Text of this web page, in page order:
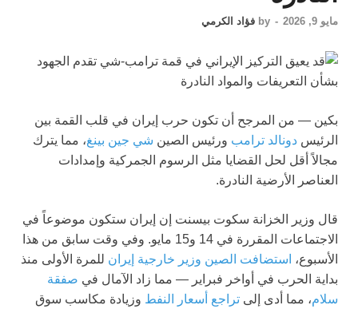
مايو 9, 2026 -
by فؤاد الكرمي
بكين — من المرجح أن تكون حرب إيران في قلب القمة بين
الرئيس دونالد ترامب ورئيس الصين شي جين بينغ، مما يترك
مجالاً أقل لحل القضايا مثل الرسوم الجمركية وإمدادات
العناصر الأرضية النادرة.
قال وزير الخزانة سكوت بيسنت إن إيران ستكون موضوعاً في
الاجتماعات المقررة في 14 و15 مايو. وفي وقت سابق من هذا
الأسبوع، استضافت الصين وزير خارجية إيران للمرة الأولى منذ
بداية الحرب في أواخر فبراير — مما زاد الآمال في صفقة
سلام، مما أدى إلى تراجع أسعار النفط وزيادة مكاسب سوق